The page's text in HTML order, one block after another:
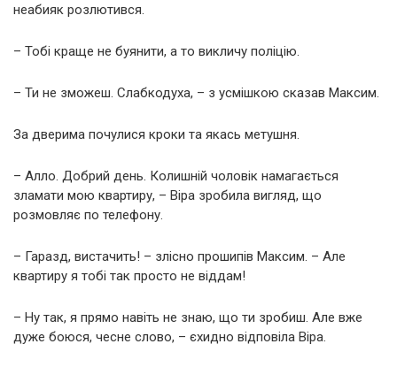
неабияк розлютився.
– Тобі краще не буянити, а то викличу поліцію.
– Ти не зможеш. Слабкодуха, – з усмішкою сказав Максим.
За дверима почулися кроки та якась метушня.
– Алло. Добрий день. Колишній чоловік намагається
зламати мою квартиру, – Віра зробила вигляд, що
розмовляє по телефону.
– Гаразд, вистачить! – злісно прошипів Максим. – Але
квартиру я тобі так просто не віддам!
– Ну так, я прямо навіть не знаю, що ти зробиш. Але вже
дуже боюся, чесне слово, – єхидно відповіла Віра.